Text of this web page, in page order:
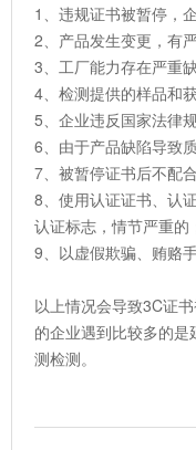
1、违规证书被暂停，
2、产品发生变更，有
3、工厂能力存在严重
4、检测提供的样品和
5、企业违反国家法律
6、由于产品缺陷导致
7、被暂停证书后不配
8、使用认证证书、认
认证标志，情节严重的
9、以虚假欺骗、贿赂
以上情况会导致3C证
的企业遇到比较多的
测检测。